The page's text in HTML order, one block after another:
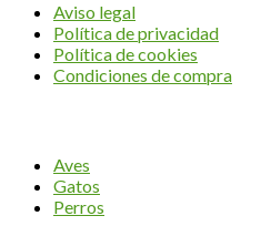
Aviso legal
Política de privacidad
Política de cookies
Condiciones de compra
Aves
Gatos
Perros